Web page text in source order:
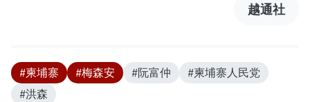
越通社
#柬埔寨 #梅森安 #阮富仲
#柬埔寨人民党
#洪森